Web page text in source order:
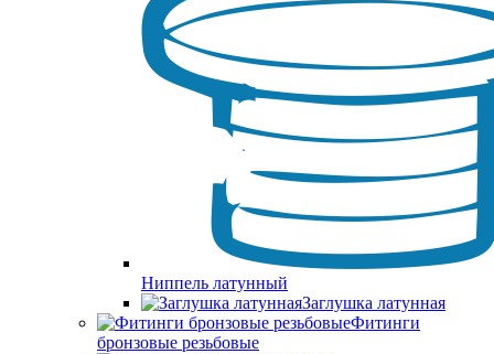
Ниппель латунный
Заглушка латунная
Фитинги
бронзовые резьбовые